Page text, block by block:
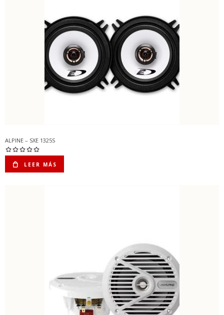
ALPINE – SXE 1325S
LEER MÁS